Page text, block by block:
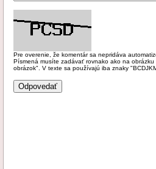
Pre overenie, že komentár sa nepridáva
Písmená musíte zadávať rovnako ako na
obrázok". V texte sa používajú iba znaky